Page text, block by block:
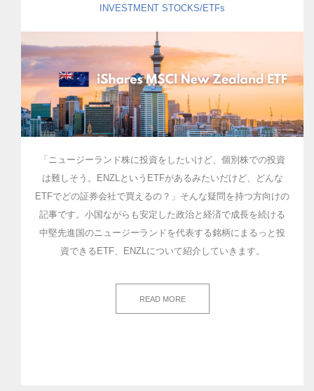
INVESTMENT STOCKS/ETFs
「ニュージーランド株に投資をしたいけど、個別株での投資
は難しそう。ENZLというETFがあるみたいだけど、どんな
ETFでどの証券会社で買えるの？」そんな疑問を持つ方向けの
記事です。小国ながらも安定した政治と経済で成長を続ける
中堅先進国のニュージーランドを代表する銘柄にまるっと投
資できるETF、ENZLについて紹介していきます。
READ MORE